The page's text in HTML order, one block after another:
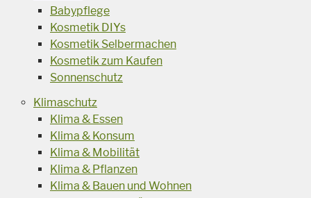
Babypflege
Kosmetik DIYs
Kosmetik Selbermachen
Kosmetik zum Kaufen
Sonnenschutz
Klimaschutz
Klima & Essen
Klima & Konsum
Klima & Mobilität
Klima & Pflanzen
Klima & Bauen und Wohnen